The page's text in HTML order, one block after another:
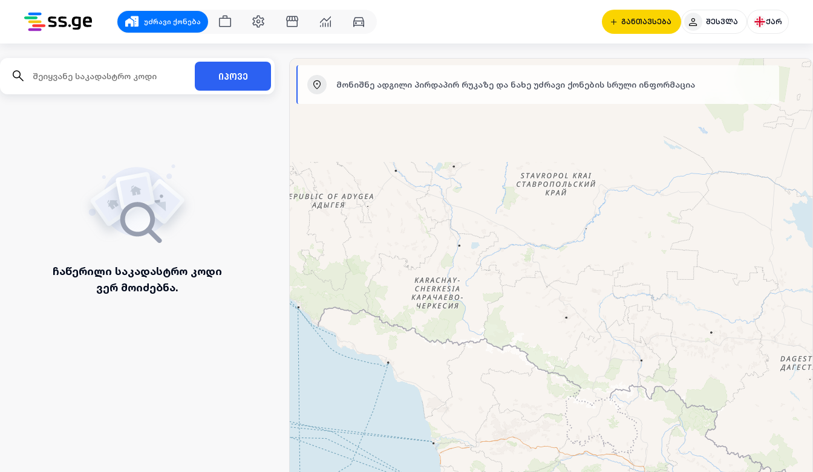
უძრავი ქონება განთავსება შესვლა ქარ
იპოვე
ჩაწერილი საკადასტრო კოდი
ვერ მოიძებნა.
მონიშნე ადგილი პირდაპირ რუკაზე და ნახე უძრავი ქონების სრული ინფორმაცია